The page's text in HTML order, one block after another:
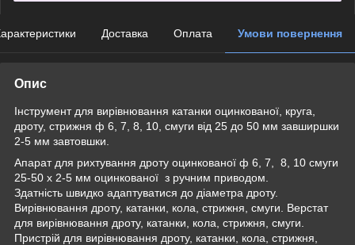
Доставка Оплата Умови повернення
Опис
Інструмент для вирівнювання катанки оцинкованої, круга,
дроту, стрижня ф 6, 7, 8, 10, смуги від 25 до 50 мм завширшки
2-5 мм завтовшки.
Апарат для рихтування дроту оцинкованої ф 6, 7, 8, 10 смуги
25-50 х 2-5 мм оцинкованої з ручним приводом.
Здатність швидко адаптуватися до діаметра дроту.
Вирівнювання дроту, катанки, кола, стрижня, смуги. Верстат
для вирівнювання дроту, катанки, кола, стрижня, смуги.
Пристрій для вирівнювання дроту, катанки, кола, стрижня,